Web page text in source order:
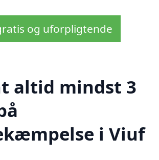
og uforpligtende
altid mindst 3
i Viuf